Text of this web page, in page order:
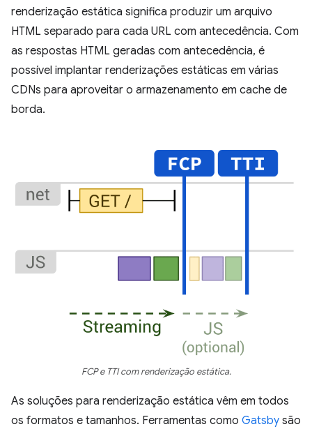
renderização estática significa produzir um arquivo
HTML separado para cada URL com antecedência. Com
as respostas HTML geradas com antecedência, é
possível implantar renderizações estáticas em várias
CDNs para aproveitar o armazenamento em cache de
borda.
FCP e TTI com renderização estática.
As soluções para renderização estática vêm em todos
os formatos e tamanhos. Ferramentas como Gatsby são